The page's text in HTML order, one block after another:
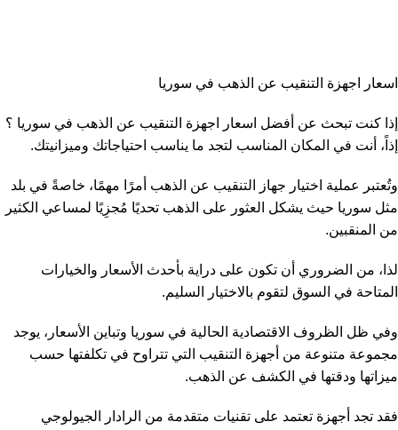
اسعار اجهزة التنقيب عن الذهب في سوريا
إذا كنت تبحث عن أفضل اسعار اجهزة التنقيب عن الذهب في سوريا ؟
إذاً، أنت في المكان المناسب لتجد ما يناسب احتياجاتك وميزانيتك.
وتُعتبر عملية اختيار جهاز التنقيب عن الذهب أمرًا مهمًا، خاصةً في بلد
مثل سوريا حيث يشكل العثور على الذهب تحديًا مُجزِيًا لمساعي الكثير
من المنقبين.
لذا، من الضروري أن تكون على دراية بأحدث الأسعار والخيارات
المتاحة في السوق لتقوم بالاختيار السليم.
وفي ظل الظروف الاقتصادية الحالية في سوريا وتباين الأسعار، يوجد
مجموعة متنوعة من أجهزة التنقيب التي تتراوح في تكلفتها حسب
ميزاتها ودقتها في الكشف عن الذهب.
فقد تجد أجهزة تعتمد على تقنيات متقدمة من الرادار الجيولوجي